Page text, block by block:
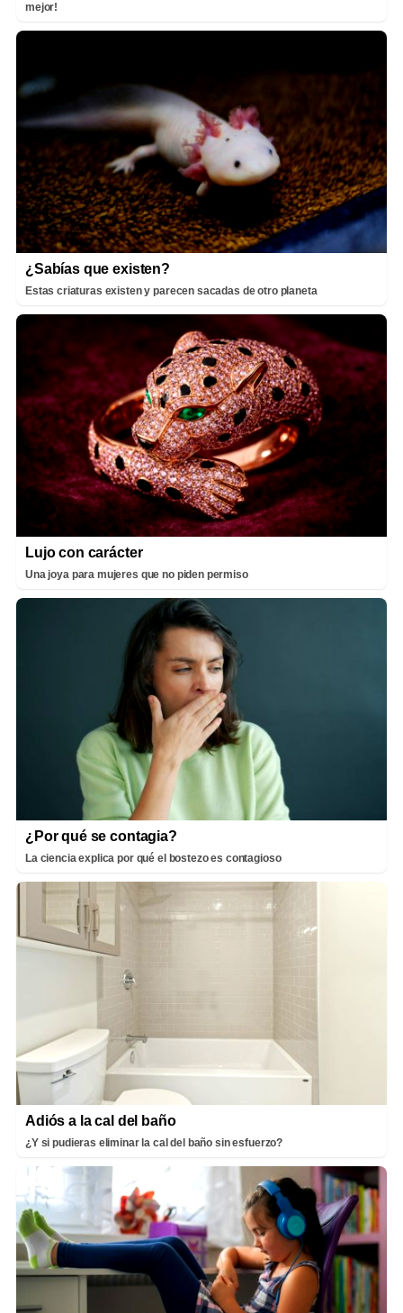
mejor!
¿Sabías que existen?
Estas criaturas existen y parecen sacadas de otro planeta
Lujo con carácter
Una joya para mujeres que no piden permiso
¿Por qué se contagia?
La ciencia explica por qué el bostezo es contagioso
Adiós a la cal del baño
¿Y si pudieras eliminar la cal del baño sin esfuerzo?